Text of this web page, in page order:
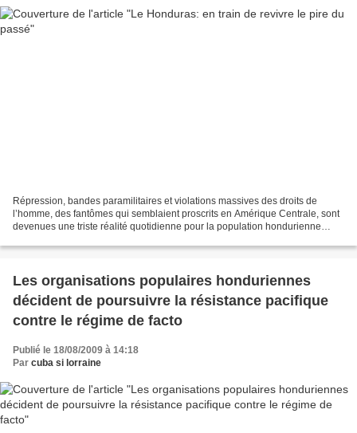
Répression, bandes paramilitaires et violations massives des droits de
l’homme, des fantômes qui semblaient proscrits en Amérique Centrale, sont
devenues une triste réalité quotidienne pour la population hondurienne
Les organisations populaires honduriennes
décident de poursuivre la résistance pacifique
contre le régime de facto
Publié le 18/08/2009 à 14:18
Par cuba si lorraine